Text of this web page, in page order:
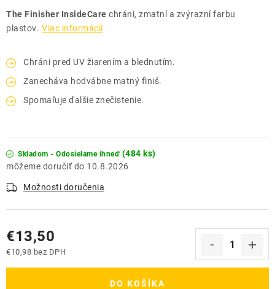
The Finisher InsideCare chráni, zmatní a zvýrazní farbu
plastov. Viac informácií
Chráni pred UV žiarením a blednutím.
Zanecháva hodvábne matný finiš.
Spomaľuje ďalšie znečistenie.
Skladom - Odosielame ihneď (484 ks)
10.8.2026
Možnosti doručenia
€13,50
€10,98 bez DPH
DO KOŠÍKA